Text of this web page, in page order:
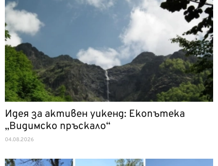
Идея за активен уикенд: Екопътека
„Видимско пръскало“
04.08.2026